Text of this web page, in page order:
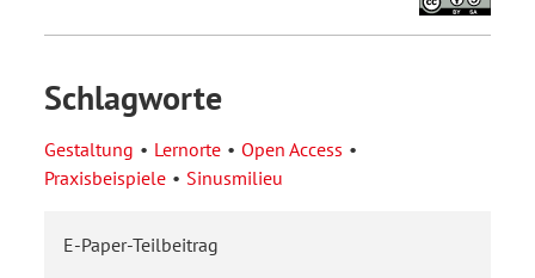
Schlagworte
Gestaltung Lernorte
Open Access
Praxisbeispiele
Sinusmilieu
E-Paper-Teilbeitrag